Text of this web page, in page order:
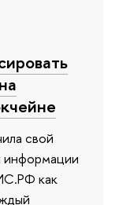
свой
информации
как